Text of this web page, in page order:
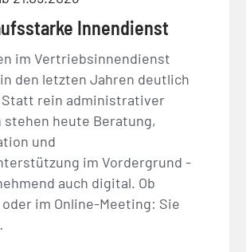
Innendienst
im Vertriebsinnendienst
den letzten Jahren deutlich
Statt rein administrativer
heute Beratung,
und
im Vordergrund -
auch digital. Ob
im Online-Meeting: Sie